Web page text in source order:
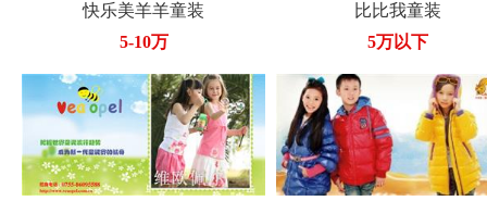
快乐美羊羊童装
5-10万
比比我童装
5万以下